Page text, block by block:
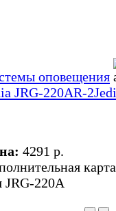
оповещения
JRG-220AR-2
4291 p.
JRG-220A